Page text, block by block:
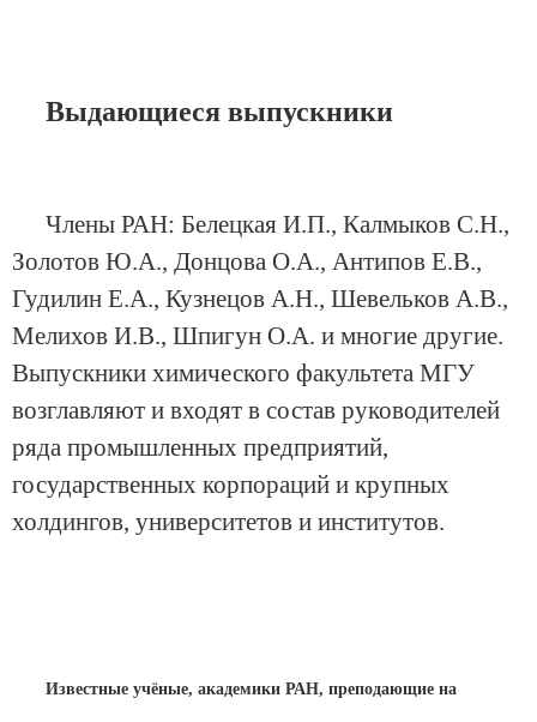
Выдающиеся выпускники
Члены РАН: Белецкая И.П., Калмыков С.Н.,
Золотов Ю.А., Донцова О.А., Антипов Е.В.,
Гудилин Е.А., Кузнецов А.Н., Шевельков А.В.,
Мелихов И.В., Шпигун О.А. и многие другие.
Выпускники химического факультета МГУ
возглавляют и входят в состав руководителей
ряда промышленных предприятий,
государственных корпораций и крупных
холдингов, университетов и институтов.
Известные учёные, академики РАН, преподающие на